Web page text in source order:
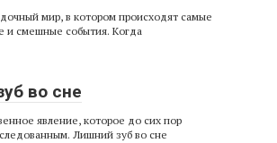
мир, в котором происходят самые
и смешные события. Когда
во сне
явление, которое до сих пор
Лишний зуб во сне